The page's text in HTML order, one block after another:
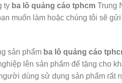
ty ba lô quảng cáo tphcm Trung
muốn làm hoặc chúng tôi sẽ
sản phẩm ba lô quảng cáo
lên sản phẩm để tặng cho
dùng sử dụng sản phẩm rất